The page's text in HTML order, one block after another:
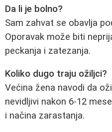
Da li je bolno?
Sam zahvat se obavlja
Oporavak može biti
peckanja i zatezanja.
Koliko dugo traju ožiljci?
Većina žena navodi da
nevidljivi nakon 6-12
i načina zarastanja.